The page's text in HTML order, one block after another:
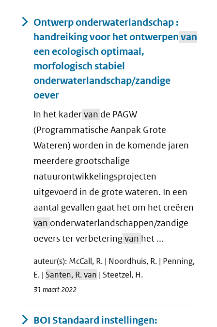
Ontwerp onderwaterlandschap :
handreiking voor het ontwerpen van
een ecologisch optimaal,
morfologisch stabiel
onderwaterlandschap/zandige
oever
In het kadervan de PAGW
(Programmatische Aanpak Grote
Wateren) worden in de komende jaren
meerdere grootschalige
natuurontwikkelingsprojecten
uitgevoerd in de grote wateren. In een
aantal gevallen gaat het om het creëren
van onderwaterlandschappen/zandige
oevers ter verbeteringvan het ...
auteur(s): McCall, R. | Noordhuis, R. | Penning,
E. | Santen, R. van | Steetzel, H.
31 maart 2022
BOI Standaard instellingen: